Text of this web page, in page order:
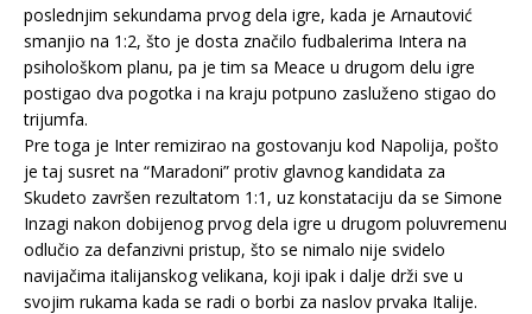
poslednjim sekundama prvog dela igre, kada je Arnautović
smanjio na 1:2, što je dosta značilo fudbalerima Intera na
psihološkom planu, pa je tim sa Meace u drugom delu igre
postigao dva pogotka i na kraju potpuno zasluženo stigao do
trijumfa.
Pre toga je Inter remizirao na gostovanju kod Napolija, pošto
je taj susret na “Maradoni” protiv glavnog kandidata za
Skudeto završen rezultatom 1:1, uz konstataciju da se Simone
Inzagi nakon dobijenog prvog dela igre u drugom poluvremenu
odlučio za defanzivni pristup, što se nimalo nije svidelo
navijačima italijanskog velikana, koji ipak i dalje drži sve u
svojim rukama kada se radi o borbi za naslov prvaka Italije.